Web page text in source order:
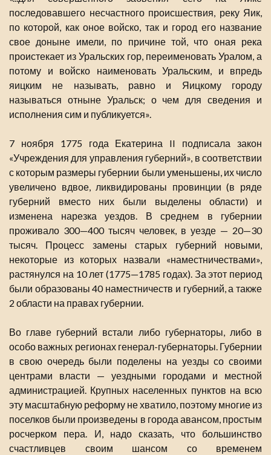
последовавшего несчастного происшествия, реку Яик,
по которой, как оное войско, так и город его название
свое доныне имели, по причине той, что оная река
проистекает из Уральских гор, переименовать Уралом, а
потому и войско наименовать Уральским, и впредь
яицким не называть, равно и Яицкому городу
называться отныне Уральск; о чем для сведения и
исполнения сим и публикуется».
7 ноября 1775 года Екатерина II подписала закон
«Учреждения для управления губерний», в соответствии
с которым размеры губернии были уменьшены, их число
увеличено вдвое, ликвидированы провинции (в ряде
губерний вместо них были выделены области) и
изменена нарезка уездов. В среднем в губернии
проживало 300—400 тысяч человек, в уезде — 20—30
тысяч. Процесс замены старых губерний новыми,
некоторые из которых назвали «наместничествами»,
растянулся на 10 лет (1775—1785 годах). За этот период
были образованы 40 наместничеств и губерний, а также
2 области на правах губернии.
Во главе губерний встали либо губернаторы, либо в
особо важных регионах генерал-губернаторы. Губернии
в свою очередь были поделены на уезды со своими
центрами власти — уездными городами и местной
администрацией. Крупных населенных пунктов на всю
эту масштабную реформу не хватило, поэтому многие из
поселков были произведены в города авансом, простым
росчерком пера. И, надо сказать, что большинство
счастливцев своим шансом со временем